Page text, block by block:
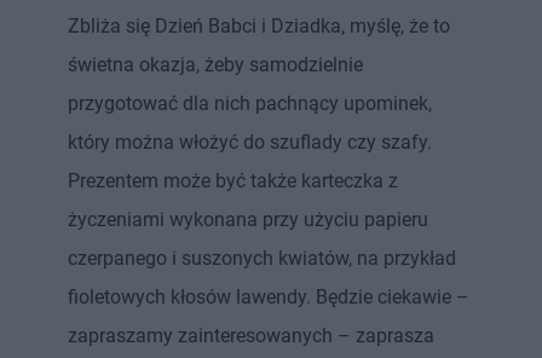
Zbliża się Dzień Babci i Dziadka, myślę, że to
świetna okazja, żeby samodzielnie
przygotować dla nich pachnący upominek,
który można włożyć do szuflady czy szafy.
Prezentem może być także karteczka z
życzeniami wykonana przy użyciu papieru
czerpanego i suszonych kwiatów, na przykład
fioletowych kłosów lawendy. Będzie ciekawie –
zapraszamy zainteresowanych – zaprasza